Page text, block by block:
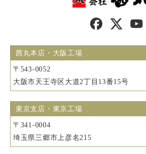
茜丸本店・大阪工場
〒543-0052
大阪市天王寺区大道2丁目13番15号
東京支店・東京工場
〒341-0004
埼玉県三郷市上彦名215